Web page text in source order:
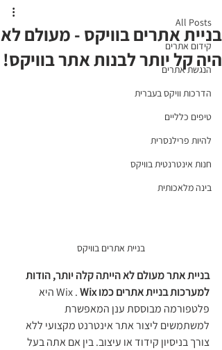
All Posts
קידום אתרים
הנגשת אתרים
הדרכות וויקס בעברית
טיפים כלליים
להיות פרילנסרית
חנות אינטרנטית בוויקס
בינה מלאכותית
בניית אתרים בוויקס - מעולם לא
היה קל יותר לבנות אתר בוויקס!
בניית אתרים בוויקס
בניית אתר מעולם לא הייתה קלה יותר, הודות
למערכות בניית אתרים כמו Wix .
Wix
היא
פלטפורמה מבוססת ענן המאפשרת
למשתמשים ליצור אתר אינטרנט מקצועי ללא
צורך בניסיון קידוד או עיצוב. בין אם אתה בעל